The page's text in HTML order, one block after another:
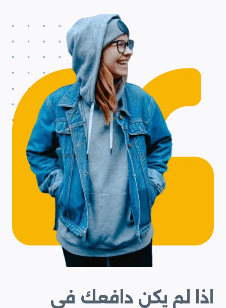
اذا لم يكن دافعك في